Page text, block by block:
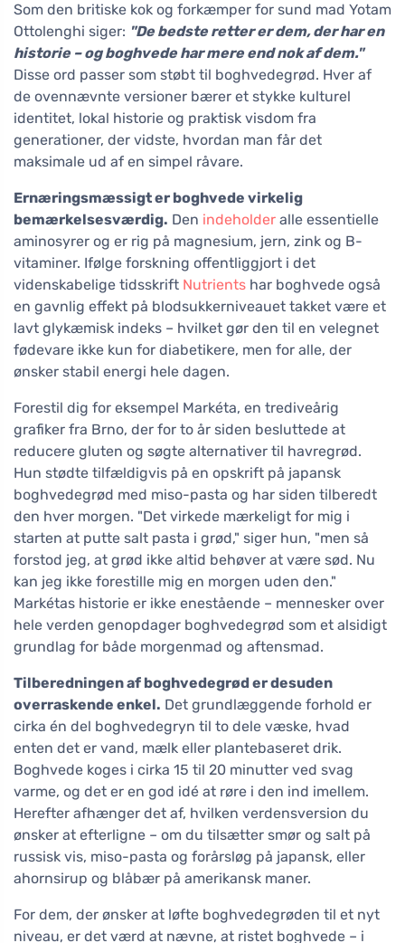
Som den britiske kok og forkæmper for sund mad Yotam
Ottolenghi siger: "De bedste retter er dem, der har en
historie – og boghvede har mere end nok af dem."
Disse ord passer som støbt til boghvedegrød. Hver af
de ovennævnte versioner bærer et stykke kulturel
identitet, lokal historie og praktisk visdom fra
generationer, der vidste, hvordan man får det
maksimale ud af en simpel råvare.
Ernæringsmæssigt er boghvede virkelig
bemærkelsesværdig. Den indeholder alle essentielle
aminosyrer og er rig på magnesium, jern, zink og B-
vitaminer. Ifølge forskning offentliggjort i det
videnskabelige tidsskrift Nutrients har boghvede også
en gavnlig effekt på blodsukkerniveauet takket være et
lavt glykæmisk indeks – hvilket gør den til en velegnet
fødevare ikke kun for diabetikere, men for alle, der
ønsker stabil energi hele dagen.
Forestil dig for eksempel Markéta, en trediveårig
grafiker fra Brno, der for to år siden besluttede at
reducere gluten og søgte alternativer til havregrød.
Hun stødte tilfældigvis på en opskrift på japansk
boghvedegrød med miso-pasta og har siden tilberedt
den hver morgen. "Det virkede mærkeligt for mig i
starten at putte salt pasta i grød," siger hun, "men så
forstod jeg, at grød ikke altid behøver at være sød. Nu
kan jeg ikke forestille mig en morgen uden den."
Markétas historie er ikke enestående – mennesker over
hele verden genopdager boghvedegrød som et alsidigt
grundlag for både morgenmad og aftensmad.
Tilberedningen af boghvedegrød er desuden
overraskende enkel. Det grundlæggende forhold er
cirka én del boghvedegryn til to dele væske, hvad
enten det er vand, mælk eller plantebaseret drik.
Boghvede koges i cirka 15 til 20 minutter ved svag
varme, og det er en god idé at røre i den ind imellem.
Herefter afhænger det af, hvilken verdensversion du
ønsker at efterligne – om du tilsætter smør og salt på
russisk vis, miso-pasta og forårsløg på japansk, eller
ahornsirup og blåbær på amerikansk maner.
For dem, der ønsker at løfte boghvedegrøden til et nyt
niveau, er det værd at nævne, at ristet boghvede – i